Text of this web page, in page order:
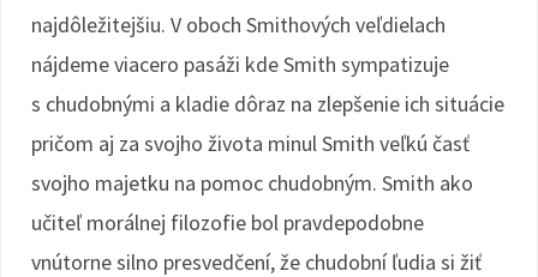
najdôležitejšiu. V oboch Smithových veľdielach
nájdeme viacero pasáži kde Smith sympatizuje
s chudobnými a kladie dôraz na zlepšenie ich situácie
pričom aj za svojho života minul Smith veľkú časť
svojho majetku na pomoc chudobným. Smith ako
učiteľ morálnej filozofie bol pravdepodobne
vnútorne silno presvedčení, že chudobní ľudia si žiť